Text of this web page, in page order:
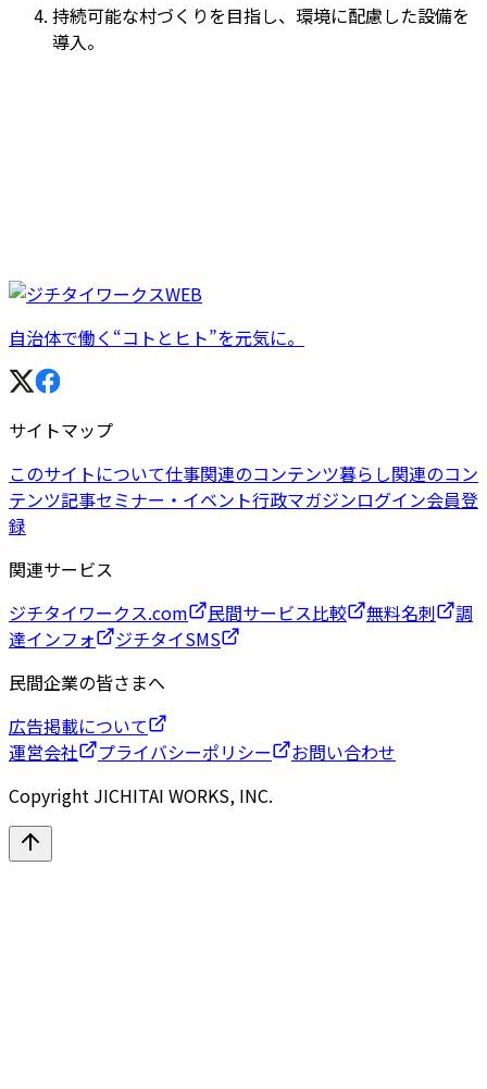
持続可能な村づくりを目指し、環境に配慮した設備を
導入。
自治体で働く“コトとヒト”を元気に。
サイトマップ
このサイトについて仕事関連のコンテンツ暮らし関連のコン
テンツ記事セミナー・イベント行政マガジンログイン会員登
録
関連サービス
ジチタイワークス.com
民間サービス比較 無料名刺
調
達インフォ
ジチタイSMS
民間企業の皆さまへ
広告掲載について
運営会社
プライバシーポリシー
お問い合わせ
Copyright JICHITAI WORKS, INC.